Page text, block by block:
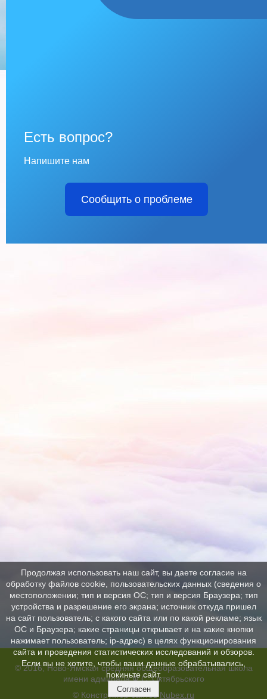
Есть вопрос?
Напишите нам
Сообщить о проблеме
© 2016, Ново-Ямская средняя общеобразовательная школа
имени адмирала Ф.С. Октябрьского
© Конструктор сайтовNubex.ru
Продолжая использовать наш сайт, вы даете согласие на
обработку файлов cookie, пользовательских данных (сведения о
местоположении; тип и версия ОС; тип и версия Браузера; тип
устройства и разрешение его экрана; источник откуда пришел
на сайт пользователь; с какого сайта или по какой рекламе; язык
ОС и Браузера; какие страницы открывает и на какие кнопки
нажимает пользователь; ip-адрес) в целях функционирования
сайта и проведения статистических исследований и обзоров.
Если вы не хотите, чтобы ваши данные обрабатывались,
покиньте сайт.
Согласен